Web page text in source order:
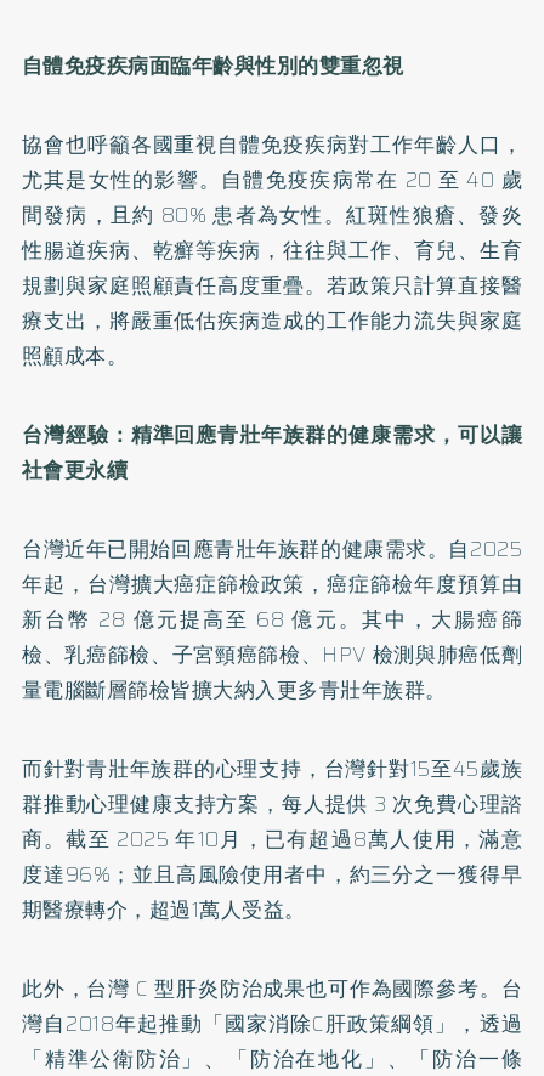
自體免疫疾病面臨年齡與性別的雙重忽視
協會也呼籲各國重視自體免疫疾病對工作年齡人口，
尤其是女性的影響。自體免疫疾病常在 20 至 40 歲
間發病，且約 80% 患者為女性。紅斑性狼瘡、發炎
性腸道疾病、乾癬等疾病，往往與工作、育兒、生育
規劃與家庭照顧責任高度重疊。若政策只計算直接醫
療支出，將嚴重低估疾病造成的工作能力流失與家庭
照顧成本。
台灣經驗：精準回應青壯年族群的健康需求，可以讓
社會更永續
台灣近年已開始回應青壯年族群的健康需求。自2025
年起，台灣擴大癌症篩檢政策，癌症篩檢年度預算由
新台幣 28 億元提高至 68 億元。其中，大腸癌篩
檢、乳癌篩檢、子宮頸癌篩檢、HPV 檢測與肺癌低劑
量電腦斷層篩檢皆擴大納入更多青壯年族群。
而針對青壯年族群的心理支持，台灣針對15至45歲族
群推動心理健康支持方案，每人提供 3 次免費心理諮
商。截至 2025 年10月，已有超過8萬人使用，滿意
度達96%；並且高風險使用者中，約三分之一獲得早
期醫療轉介，超過1萬人受益。
此外，台灣 C 型肝炎防治成果也可作為國際參考。台
灣自2018年起推動「國家消除C肝政策綱領」，透過
「精準公衛防治」、「防治在地化」、「防治一條